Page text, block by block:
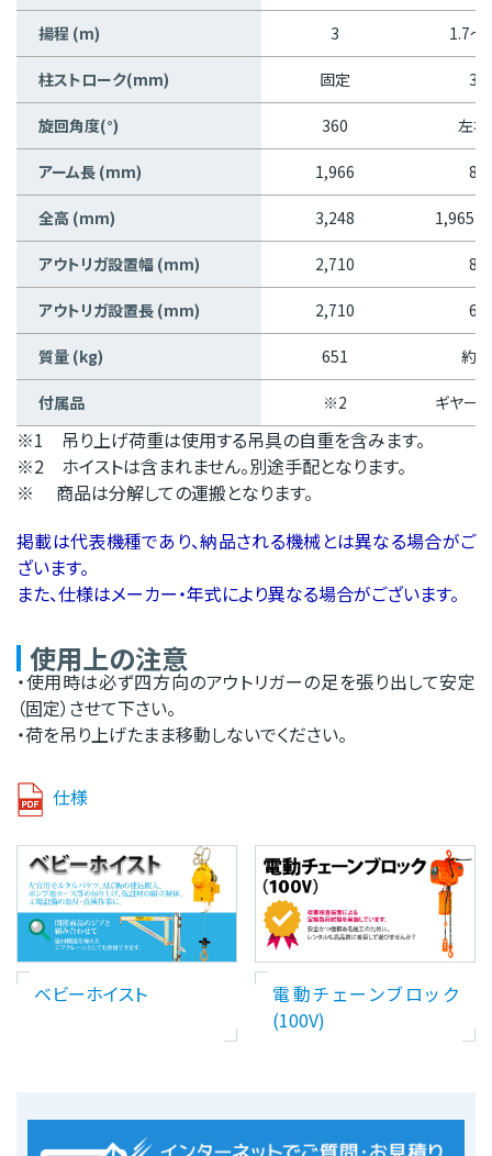
揚程 (m) 3 1.7～
柱ストローク(mm) 固定
旋回角度(°) 360 左
アーム長 (mm) 1,966
全高 (mm) 3,248 1,965
アウトリガ設置幅 (mm) 2,710
アウトリガ設置長 (mm) 2,710
質量 (kg) 651 約
付属品 ※2 ギヤー
※1 吊り上げ荷重は使用する吊具の自重を含みます。
※2 ホイストは含まれません。別途手配となります。
※ 商品は分解しての運搬となります。
掲載は代表機種であり、納品される機械とは異なる場合がご
ざいます。
また、仕様はメーカー・年式により異なる場合がございます。
使用上の注意
・使用時は必ず四方向のアウトリガーの足を張り出して安定
（固定）させて下さい。
・荷を吊り上げたまま移動しないでください。
仕様
ベビーホイスト
電動チェーンブロック
(100V)